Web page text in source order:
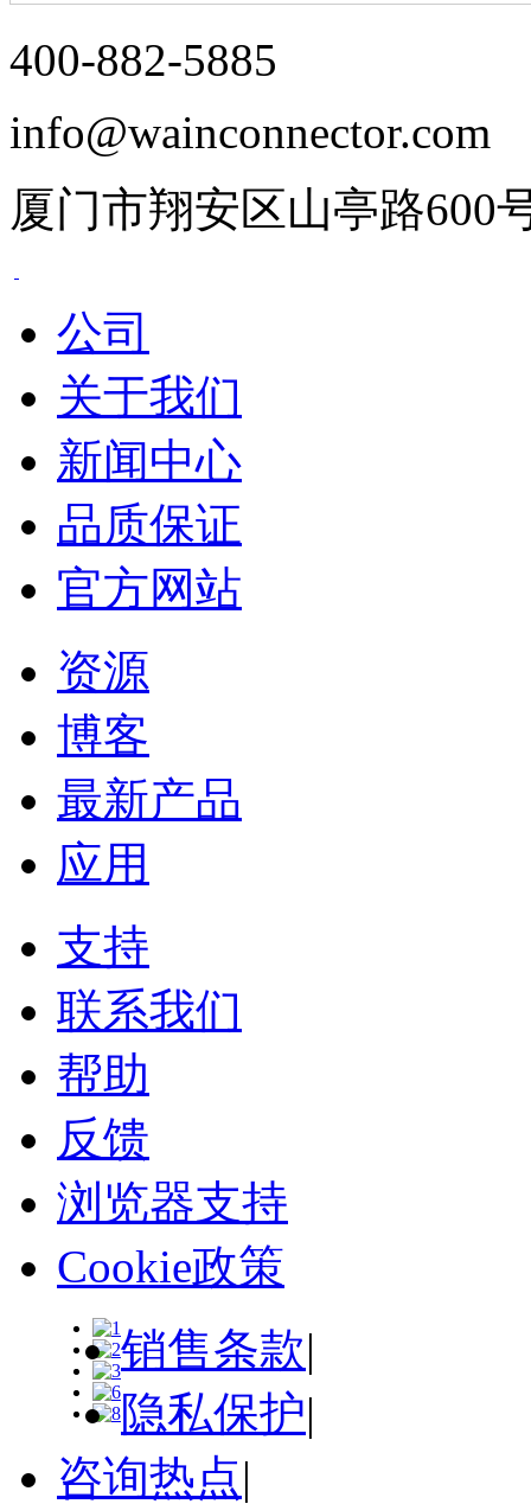
400-882-5885
info@wainconnector.com
厦门市翔安区山亭路600
公司
关于我们
新闻中心
品质保证
官方网站
资源
博客
最新产品
应用
支持
联系我们
帮助
反馈
浏览器支持
Cookie政策
销售条款|
隐私保护|
咨询热点|